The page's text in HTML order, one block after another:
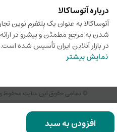
افزودن به سبد
درباره آتوساکالا
آتوساکالا به عنوان یک پلتفرم نوین
شدن به مرجع مطمئن و پیشرو در
در بازار آنلاین ایران تأسیس شده
نمایش بیشتر
© تمامی حقوق این سایت محفوظ